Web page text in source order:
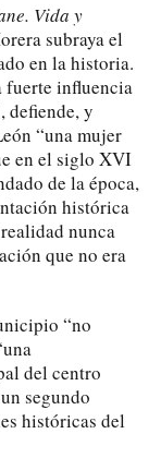
Vida y
subraya el
en la historia.
fuerte influencia
defiende, y
“una mujer
en el siglo XVI
de la época,
histórica
nunca
que no era
“no
del centro
segundo
históricas del